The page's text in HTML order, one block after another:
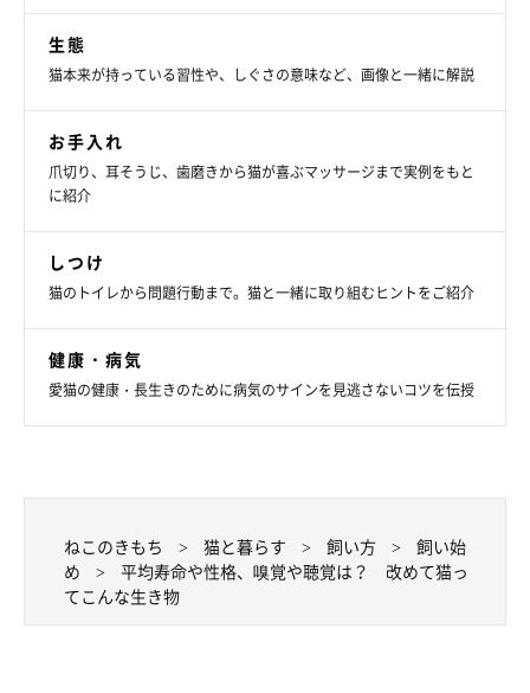
猫は群れを作らず、単独で生活をしてきた動物です。そのため警
《猫はきれい好き》
猫が自分の体をなめてきれいにするのは、自分のニオイを消して
敵から身を守るため。食事やトイレのあとは、体をなめている様
子を見ることができます。
《猫は平均15～16才まで生きる》
猫の平均寿命は、室内飼育で16.25才、全体で15.33才です。シニ
ア期になると動作が遅くなったり、病気にかかりやすくなったり
態調査より）
人と猫では、体のつくりも習性も大きく違います。家族として一
緒に暮らすのならば、猫という動物をしっかり理解したうえで、
生態
猫本来が持っている習性や、しぐさの意味など、画像と一緒に解説
お手入れ
爪切り、耳そうじ、歯磨きから猫が喜ぶマッサージまで実例をもと
に紹介
しつけ
猫のトイレから問題行動まで。猫と一緒に取り組むヒントをご紹介
健康・病気
愛猫の健康・長生きのために病気のサインを見逃さないコツを伝授
ねこのきもち 猫と暮らす 飼い方
飼い始
め
平均寿命や性格、嗅覚や聴覚は？ 改めて猫っ
てこんな生き物